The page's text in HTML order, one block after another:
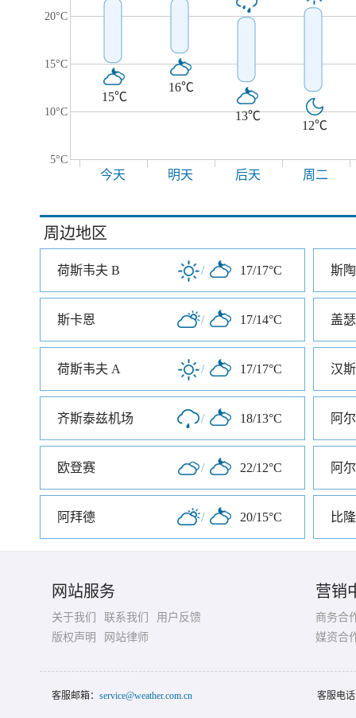
20°C
15°C
10°C
5°C
15℃
16℃
13℃
12℃
今天 明天 后天 周二
周边地区
荷斯韦夫 B / 17/17°C 斯
斯卡恩 / 17/14°C 盖瑟
荷斯韦夫 A / 17/17°C 汉
齐斯泰兹机场 / 18/13°C 阿
欧登赛 / 22/12°C 阿
阿拜德 / 20/15°C 比
网站服务
关于我们 联系我们
用户反馈
版权声明
网站律师
营销
商务合
媒资合
客服邮箱： service@weather.com.cn 客服电